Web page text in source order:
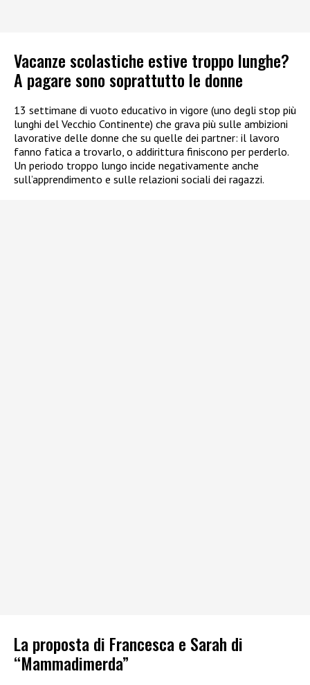
Vacanze scolastiche estive troppo lunghe?
A pagare sono soprattutto le donne
13 settimane di vuoto educativo in vigore (uno degli stop più
lunghi del Vecchio Continente) che grava più sulle ambizioni
lavorative delle donne che su quelle dei partner: il lavoro
fanno fatica a trovarlo, o addirittura finiscono per perderlo.
Un periodo troppo lungo incide negativamente anche
sull’apprendimento e sulle relazioni sociali dei ragazzi.
La proposta di Francesca e Sarah di
“Mammadimerda”